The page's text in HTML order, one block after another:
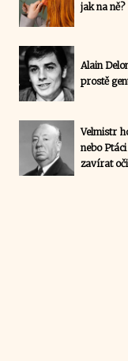
jak na ně?
Alain
prostě
Velmistr
nebo
zavírat